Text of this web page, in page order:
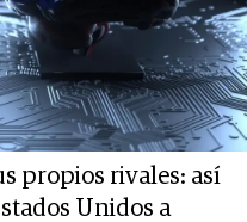
propios rivales: así
Unidos a